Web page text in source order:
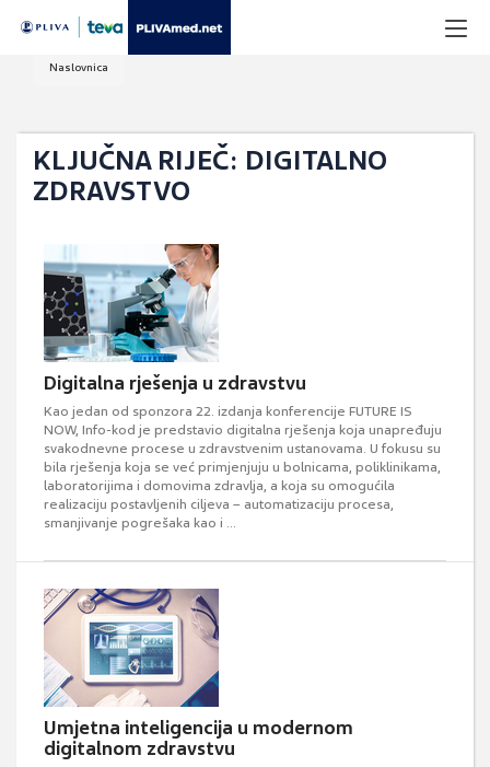
Naslovnica
KLJUČNA RIJEČ: DIGITALNO
ZDRAVSTVO
Digitalna rješenja u zdravstvu
Kao jedan od sponzora 22. izdanja konferencije FUTURE IS
NOW, Info-kod je predstavio digitalna rješenja koja unapređuju
svakodnevne procese u zdravstvenim ustanovama. U fokusu su
bila rješenja koja se već primjenjuju u bolnicama, poliklinikama,
laboratorijima i domovima zdravlja, a koja su omogućila
realizaciju postavljenih ciljeva – automatizaciju procesa,
smanjivanje pogrešaka kao i ...
Umjetna inteligencija u modernom
digitalnom zdravstvu